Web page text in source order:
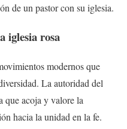
de un pastor con su iglesia.
iglesia rosa
modernos que
La autoridad del
que acoja y valore la
hacia la unidad en la fe.